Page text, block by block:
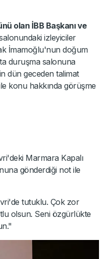
olan İBB Başkanı ve
izleyiciler
İmamoğlu'nun doğum
duruşma salonuna
dün geceden talimat
konu hakkında görüşme
Marmara Kapalı
gönderdiği not ile
tutuklu. Çok zor
olsun. Seni özgürlükte